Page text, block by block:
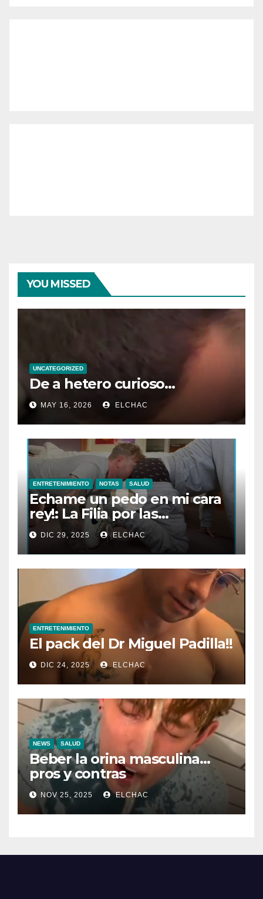
YOU MISSED
UNCATEGORIZED
De a hetero curioso…
MAY 16, 2026 ELCHAC
ENTRETENIMIENTO NOTAS SALUD
Echame un pedo en mi cara
rey!: La Filia por las
Flatulencias”
DIC 29, 2025 ELCHAC
ENTRETENIMIENTO
El pack del Dr Miguel Padilla!!
DIC 24, 2025 ELCHAC
NEWS SALUD
Beber la orina masculina…
pros y contras
NOV 25, 2025 ELCHAC